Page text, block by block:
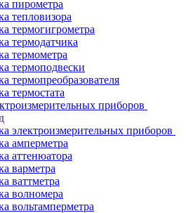
пирометра
тепловизора
термогигрометра
термодатчика
термометра
термоподвески
термопреобразователя
термостата
приборов
электроизмерительных приборов
амперметра
аттенюатора
варметра
ваттметра
волномера
вольтамперметра